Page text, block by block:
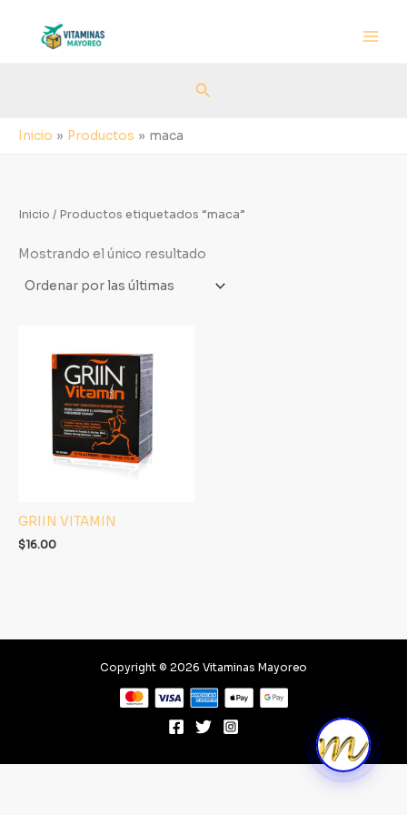
contenido
Buscar
Inicio Productos maca
Inicio / Productos etiquetados “maca”
Mostrando el único resultado
GRIIN VITAMIN
$16.00
Copyright © 2026 Vitaminas Mayoreo